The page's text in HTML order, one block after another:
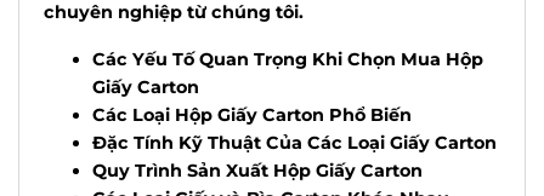
chuyên nghiệp từchúng tôi.
Các Yếu Tố Quan Trọng Khi Chọn Mua Hộp
Giấy Carton
Các Loại Hộp Giấy Carton Phổ Biến
Đặc Tính Kỹ Thuật Của Các Loại Giấy Carton
Quy Trình Sản Xuất Hộp Giấy Carton